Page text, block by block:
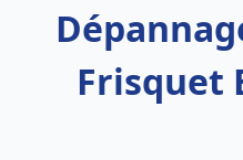
Frisquet